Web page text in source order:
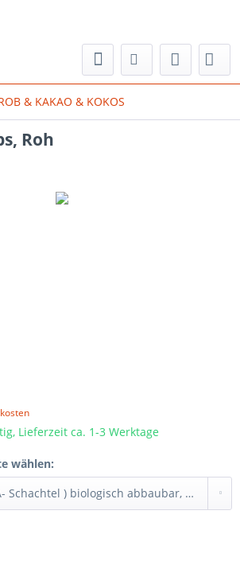
& KAKAO & KOKOS
Roh
Lieferzeit ca. 1-3 Werktage
wählen: